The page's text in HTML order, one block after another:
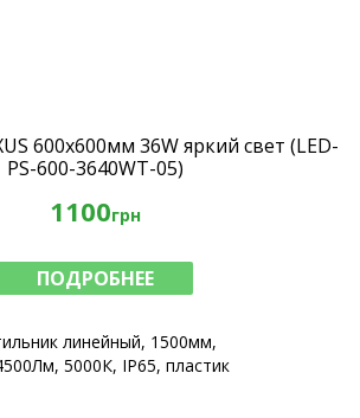
600х600мм 36W яркий свет (LED-
PS-600-3640WT-05)
1100грн
ПОДРОБНЕЕ